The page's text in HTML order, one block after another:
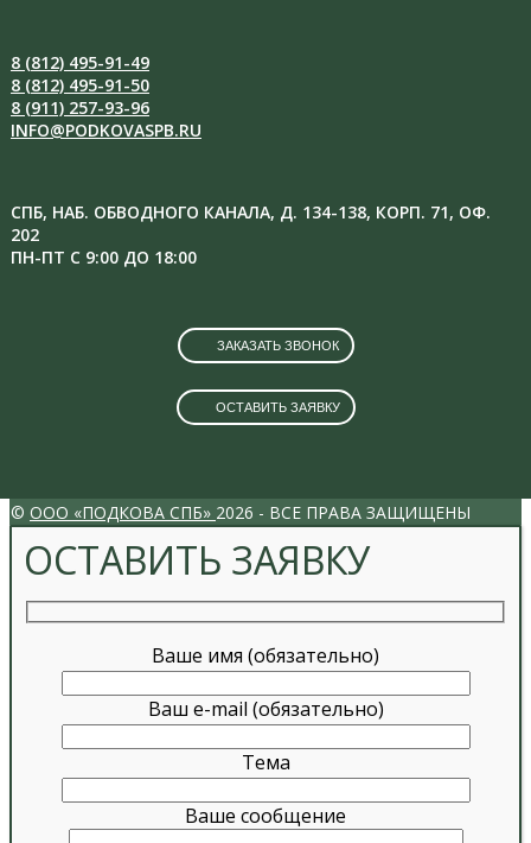
8 (812) 495-91-49
8 (812) 495-91-50
8 (911) 257-93-96
INFO@PODKOVASPB.RU
СПБ, НАБ. ОБВОДНОГО КАНАЛА, Д. 134-138, КОРП. 71, ОФ.
202
ПН-ПТ С 9:00 ДО 18:00
ЗАКАЗАТЬ ЗВОНОК
ОСТАВИТЬ ЗАЯВКУ
© ООО «ПОДКОВА СПБ» 2026 - ВСЕ ПРАВА ЗАЩИЩЕНЫ
ОСТАВИТЬ ЗАЯВКУ
Ваше имя (обязательно)
Ваш e-mail (обязательно)
Тема
Ваше сообщение